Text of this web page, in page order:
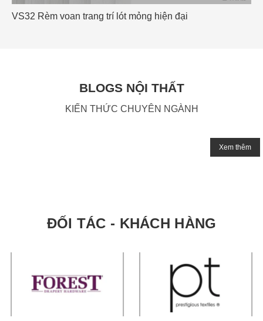
hiện đại Rèm Cuốn OUTDOOR Màn
BLOGS NỘI THẤT
KIẾN THỨC CHUYÊN NGÀNH
Xem thêm
ĐỐI TÁC - KHÁCH HÀNG